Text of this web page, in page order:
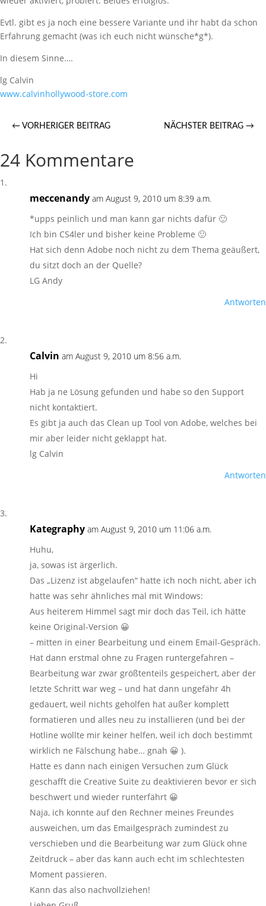
Evtl. gibt es ja noch eine bessere Variante und ihr habt da schon
Erfahrung gemacht (was ich euch nicht wünsche*g*).
In diesem Sinne….
lg Calvin
www.calvinhollywood-store.com
← VORHERIGER BEITRAG NÄCHSTER BEITRAG →
24 Kommentare
meccenandy am August 9, 2010 um 8:39 a.m.
*upps peinlich und man kann gar nichts dafür 🙂
Ich bin CS4ler und bisher keine Probleme 🙂
Hat sich denn Adobe noch nicht zu dem Thema geäußert,
du sitzt doch an der Quelle?
LG Andy
Antworten
Calvin am August 9, 2010 um 8:56 a.m.
Hi
Hab ja ne Lösung gefunden und habe so den Support
nicht kontaktiert.
Es gibt ja auch das Clean up Tool von Adobe, welches bei
mir aber leider nicht geklappt hat.
lg Calvin
Antworten
Kategraphy am August 9, 2010 um 11:06 a.m.
Huhu,
ja, sowas ist ärgerlich.
Das „Lizenz ist abgelaufen“ hatte ich noch nicht, aber ich
hatte was sehr ähnliches mal mit Windows:
Aus heiterem Himmel sagt mir doch das Teil, ich hätte
keine Original-Version 😀
– mitten in einer Bearbeitung und einem Email-Gespräch.
Hat dann erstmal ohne zu Fragen runtergefahren –
Bearbeitung war zwar größtenteils gespeichert, aber der
letzte Schritt war weg – und hat dann ungefähr 4h
gedauert, weil nichts geholfen hat außer komplett
formatieren und alles neu zu installieren (und bei der
Hotline wollte mir keiner helfen, weil ich doch bestimmt
wirklich ne Fälschung habe… gnah 😀 ).
Hatte es dann nach einigen Versuchen zum Glück
geschafft die Creative Suite zu deaktivieren bevor er sich
beschwert und wieder runterfährt 😀
Naja, ich konnte auf den Rechner meines Freundes
ausweichen, um das Emailgespräch zumindest zu
verschieben und die Bearbeitung war zum Glück ohne
Zeitdruck – aber das kann auch echt im schlechtesten
Moment passieren.
Kann das also nachvollziehen!